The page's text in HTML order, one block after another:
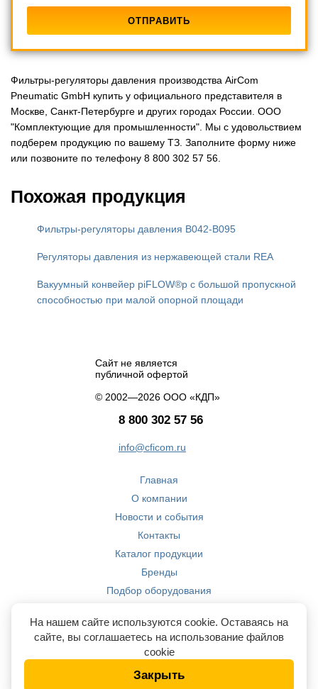
Фильтры-регуляторы давления производства AirCom
Pneumatic GmbH купить у официального представителя в
Москве, Санкт-Петербурге и других городах России. ООО
"Комплектующие для промышленности". Мы с удовольствием
подберем продукцию по вашему ТЗ. Заполните форму ниже
или позвоните по телефону 8 800 302 57 56.
Похожая продукция
Фильтры-регуляторы давления B042-B095
Регуляторы давления из нержавеющей стали REA
Вакуумный конвейер piFLOW®p с большой пропускной
способностью при малой опорной площади
Сайт не является
публичной офертой
© 2002—2026 ООО «КДП»
8 800 302 57 56
info@cficom.ru
Главная
О компании
Новости и события
Контакты
Каталог продукции
Бренды
Подбор оборудования
Компетенции
На нашем сайте используются cookie. Оставаясь на
сайте, вы соглашаетесь на использование файлов
cookie
Закрыть